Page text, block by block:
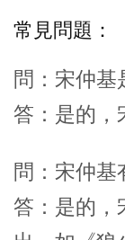
常見問題：
問：宋仲基
答：是的，
問：宋仲基
答：是的，